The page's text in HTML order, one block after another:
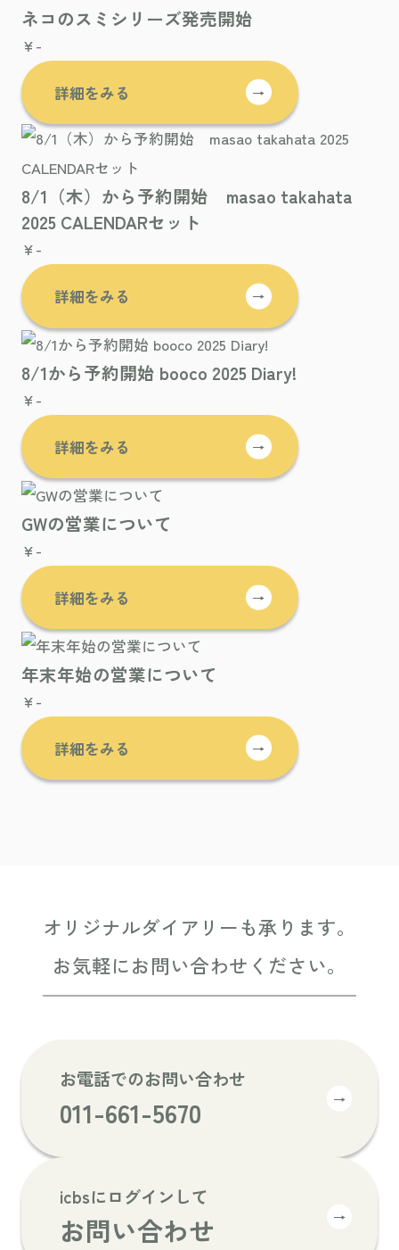
ネコのスミシリーズ発売開始
¥-
詳細をみる →
8/1（木）から予約開始 masao takahata
2025 CALENDARセット
¥-
詳細をみる →
8/1から予約開始 booco 2025 Diary!
¥-
詳細をみる →
GWの営業について
¥-
詳細をみる →
年末年始の営業について
¥-
詳細をみる →
オリジナルダイアリーも承ります。
お気軽にお問い合わせください。
お電話でのお問い合わせ
011-661-5670 →
icbsにログインして
お問い合わせ →